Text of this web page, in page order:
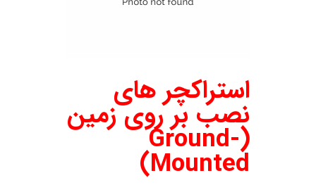
استراکچر های
نصب بر روی زمین
(Ground-
Mounted)